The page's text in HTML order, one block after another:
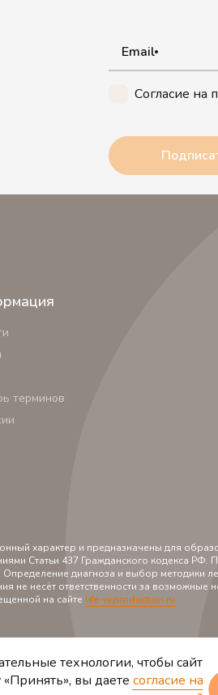
Email
Согласие на
технологии, чтобы сайт
вы даете согласие на
терминов
характер и предназначены для
Статьи 437 Гражданского кодекса РФ.
Определение диагноза и выбор методики
не несёт ответственности за возможные
на сайте life-reproduction.ru